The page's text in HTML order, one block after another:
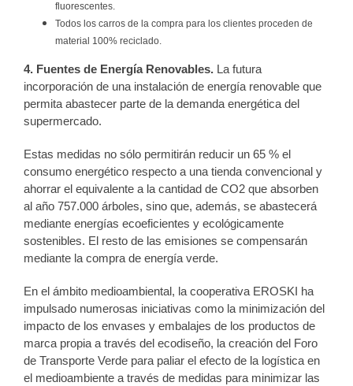
fluorescentes.
Todos los carros de la compra para los clientes proceden de
material 100% reciclado.
4. Fuentes de Energía Renovables. La futura
incorporación de una instalación de energía renovable que
permita abastecer parte de la demanda energética del
supermercado.
Estas medidas no sólo permitirán reducir un 65 % el
consumo energético respecto a una tienda convencional y
ahorrar el equivalente a la cantidad de CO2 que absorben
al año 757.000 árboles, sino que, además, se abastecerá
mediante energías ecoeficientes y ecológicamente
sostenibles. El resto de las emisiones se compensarán
mediante la compra de energía verde.
En el ámbito medioambiental, la cooperativa EROSKI ha
impulsado numerosas iniciativas como la minimización del
impacto de los envases y embalajes de los productos de
marca propia a través del ecodiseño, la creación del Foro
de Transporte Verde para paliar el efecto de la logística en
el medioambiente a través de medidas para minimizar las